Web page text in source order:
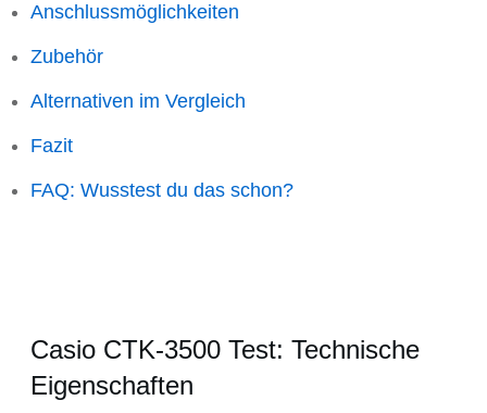
Anschlussmöglichkeiten
Zubehör
Alternativen im Vergleich
Fazit
FAQ: Wusstest du das schon?
Casio CTK-3500 Test: Technische
Eigenschaften